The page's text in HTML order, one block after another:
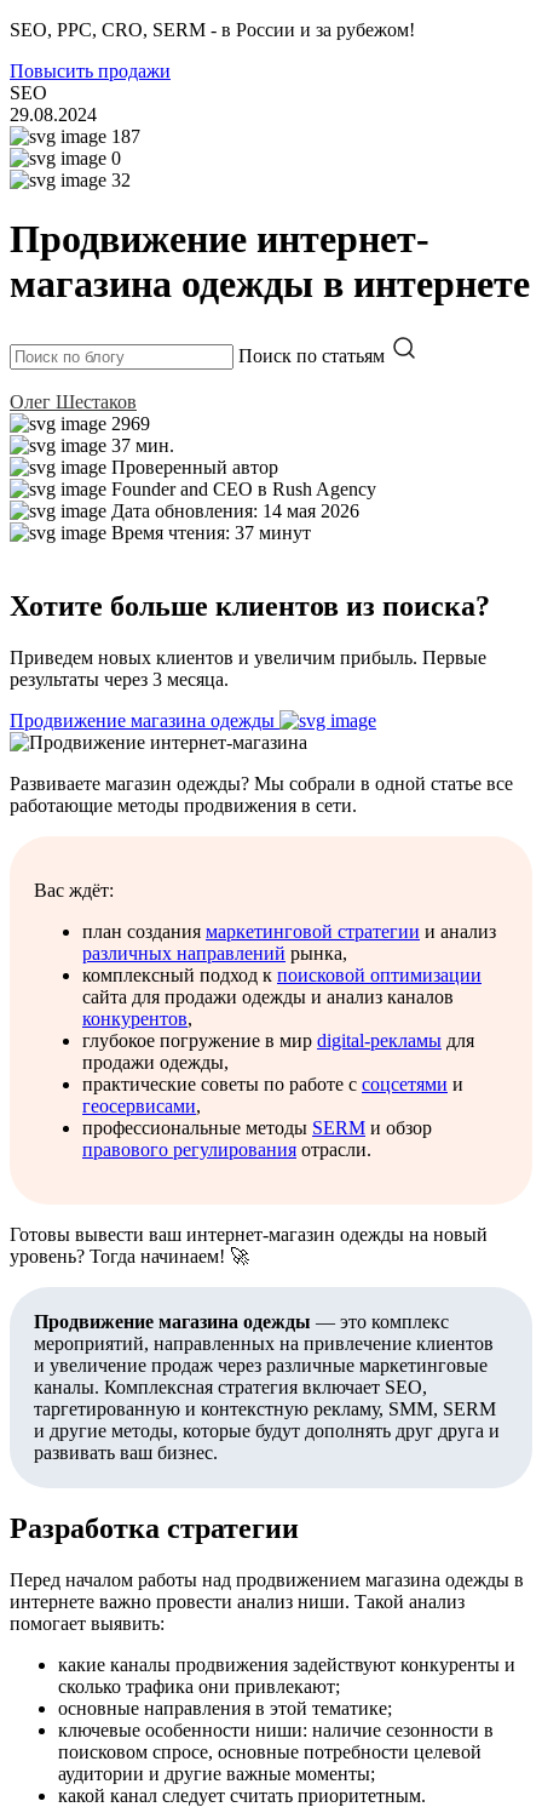
SEO, PPC, CRO, SERM - в России и за рубежом!
Повысить продажи
SEO
29.08.2024
187
0
32
Продвижение интернет-
магазина одежды в интернете
Поиск по статьям
Олег Шестаков
2969
37 мин.
Проверенный автор
Founder and CEO в Rush Agency
Дата обновления: 14 мая 2026
Время чтения: 37 минут
Хотите больше клиентов из поиска?
Приведем новых клиентов и увеличим прибыль. Первые
результаты через 3 месяца.
Продвижение магазина одежды
Развиваете магазин одежды? Мы собрали в одной статье все
работающие методы продвижения в сети.
Вас ждёт:
план создания маркетинговой стратегии и анализ
различных направлений рынка,
комплексный подход к поисковой оптимизации
сайта для продажи одежды и анализ каналов
конкурентов,
глубокое погружение в мир digital-рекламы для
продажи одежды,
практические советы по работе с соцсетями и
геосервисами,
профессиональные методы SERM и обзор
правового регулирования отрасли.
Готовы вывести ваш интернет-магазин одежды на новый
уровень? Тогда начинаем! 🚀
Продвижение магазина одежды — это комплекс
мероприятий, направленных на привлечение клиентов
и увеличение продаж через различные маркетинговые
каналы. Комплексная стратегия включает SEO,
таргетированную и контекстную рекламу, SMM, SERM
и другие методы, которые будут дополнять друг друга и
развивать ваш бизнес.
Разработка стратегии
Перед началом работы над продвижением магазина одежды в
интернете важно провести анализ ниши. Такой анализ
помогает выявить:
какие каналы продвижения задействуют конкуренты и
сколько трафика они привлекают;
основные направления в этой тематике;
ключевые особенности ниши: наличие сезонности в
поисковом спросе, основные потребности целевой
аудитории и другие важные моменты;
какой канал следует считать приоритетным.